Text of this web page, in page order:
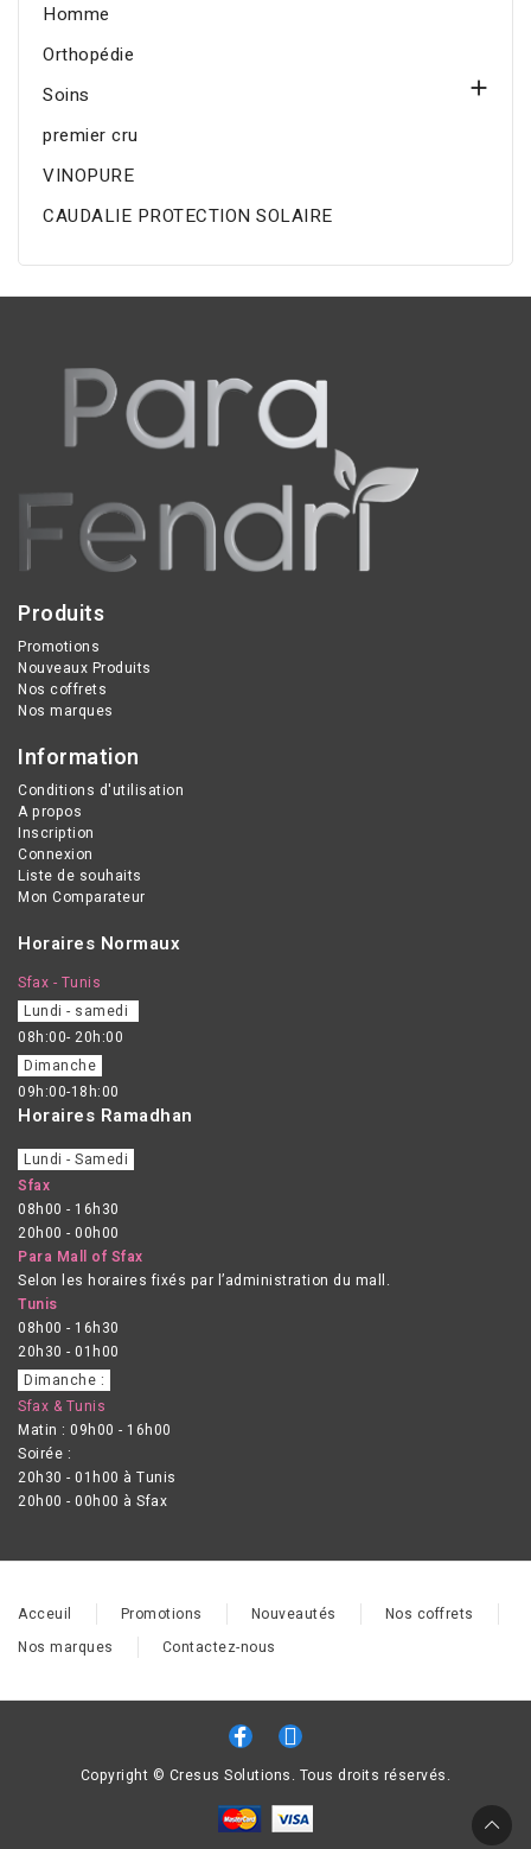
Homme
Orthopédie
Soins

premier cru
VINOPURE
CAUDALIE PROTECTION SOLAIRE
Produits
Promotions
Nouveaux Produits
Nos coffrets
Nos marques
Information
Conditions d'utilisation
A propos
Inscription
Connexion
Liste de souhaits
Mon Comparateur
Horaires Normaux
Sfax - Tunis
Lundi - samedi
08h:00- 20h:00
Dimanche
09h:00-18h:00
Horaires Ramadhan
Lundi - Samedi
Sfax
08h00 - 16h30
20h00 - 00h00
Para Mall of Sfax
Selon les horaires fixés par l’administration du mall.
Tunis
08h00 - 16h30
20h30 - 01h00
Dimanche :
Sfax & Tunis
Matin : 09h00 - 16h00
Soirée :
20h30 - 01h00 à Tunis
20h00 - 00h00 à Sfax
Acceuil Promotions Nouveautés
Nos coffrets
Nos marques
Contactez-nous
Copyright © Cresus Solutions. Tous droits réservés.